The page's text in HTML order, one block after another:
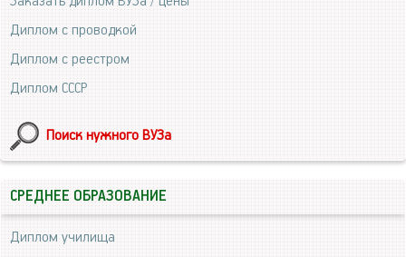
Диплом с проводкой
Диплом с реестром
Диплом СССР
Поиск нужного ВУЗа
СРЕДНЕЕ ОБРАЗОВАНИЕ
Диплом училища